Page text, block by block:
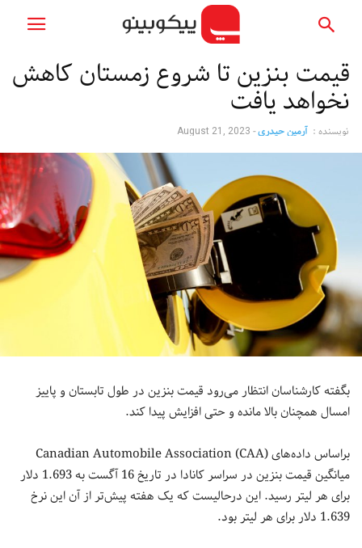
قیمت بنزین تا شروع زمستان کاهش
نخواهد یافت
نویسنده : آرمین حیدری-
August 21, 2023
بگفته کارشناسان انتظار می‌رود قیمت بنزین در طول تابستان و پاییز
امسال همچنان بالا مانده و حتی افزایش پیدا کند.
براساس داده‌های Canadian Automobile Association (CAA)
میانگین قیمت بنزین در سراسر کانادا در تاریخ 16 آگست به 1.693 دلار
برای هر لیتر رسید. این درحالیست که یک هفته پیش‎‌تر از آن این نرخ
1.639 دلار برای هر لیتر بود.